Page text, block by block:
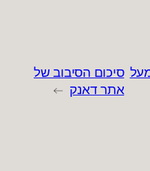
סיכום הסיבוב של
אתר דאנק →